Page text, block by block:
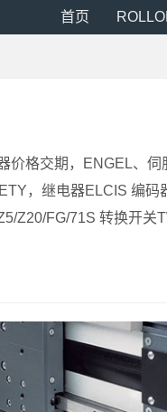
首页
价格交期，ENGEL、伺
，继电器ELCIS 编码
Z20/FG/71S 转换开